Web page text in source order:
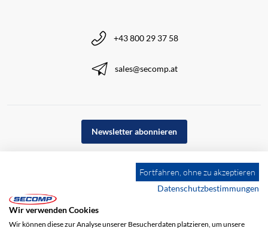
+43 800 29 37 58
sales@secomp.at
Newsletter abonnieren
Fortfahren, ohne zu akzeptieren
Datenschutzbestimmungen
Wir verwenden Cookies
Wir können diese zur Analyse unserer Besucherdaten platzieren, um unsere